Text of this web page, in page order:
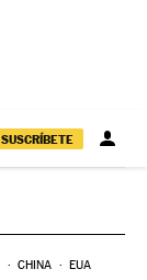
SUSCRÍBETE
CHINA EUA